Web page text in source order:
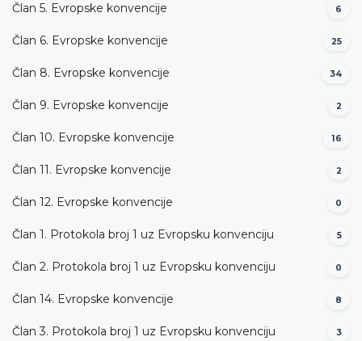
Član 5. Evropske konvencije 6
Član 6. Evropske konvencije 25
Član 8. Evropske konvencije 34
Član 9. Evropske konvencije 2
Član 10. Evropske konvencije 16
Član 11. Evropske konvencije 2
Član 12. Evropske konvencije 0
Član 1. Protokola broj 1 uz Evropsku konvenciju 5
Član 2. Protokola broj 1 uz Evropsku konvenciju 0
Član 14. Evropske konvencije 8
Član 3. Protokola broj 1 uz Evropsku konvenciju 3